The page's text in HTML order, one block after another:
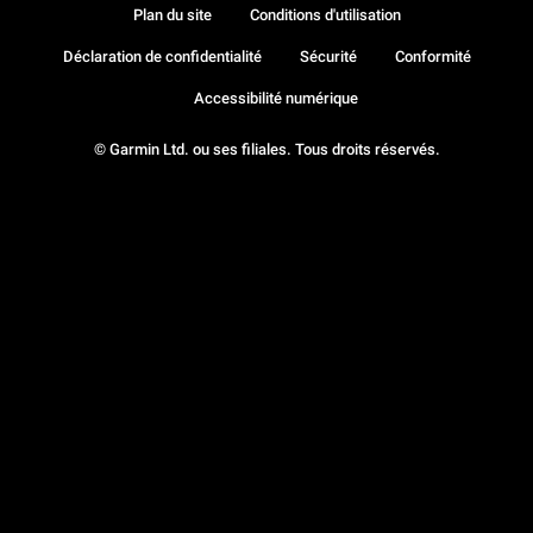
© Garmin Ltd. ou ses filiales. Tous droits réservés.
Plan du site Conditions d'utilisation
Déclaration de confidentialité Sécurité Conformité
Accessibilité numérique